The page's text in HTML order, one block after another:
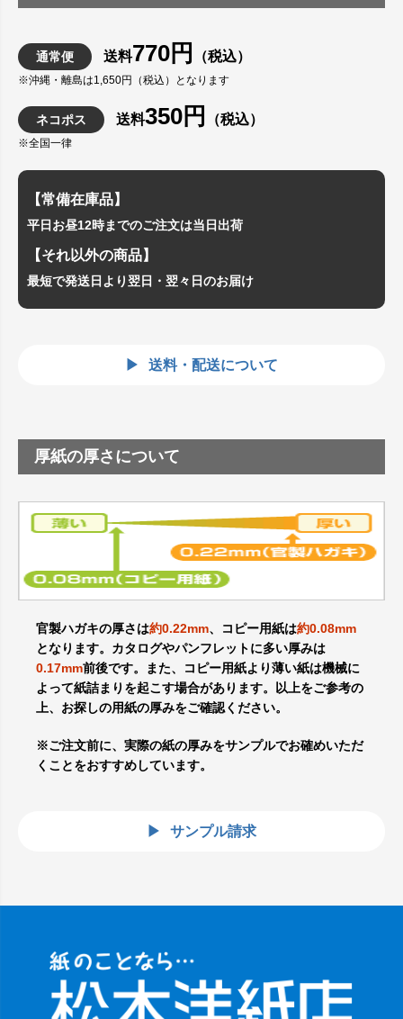
通常便 送料770円 （税込）
※沖縄・離島は1,650円（税込）となります
ネコポス 送料350円 （税込）
※全国一律
【常備在庫品】
平日お昼12時までのご注文は当日出荷
【それ以外の商品】
最短で発送日より翌日・翌々日のお届け
送料・配送について
厚紙の厚さについて
官製ハガキの厚さは約0.22mm、コピー用紙は約0.08mm
となります。カタログやパンフレットに多い厚みは
0.17mm前後です。また、コピー用紙より薄い紙は機械に
よって紙詰まりを起こす場合があります。以上をご参考の
上、お探しの用紙の厚みをご確認ください。
※ご注文前に、実際の紙の厚みをサンプルでお確めいただ
くことをおすすめしています。
サンプル請求